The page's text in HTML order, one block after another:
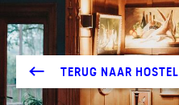
TERUG NAAR HOSTEL